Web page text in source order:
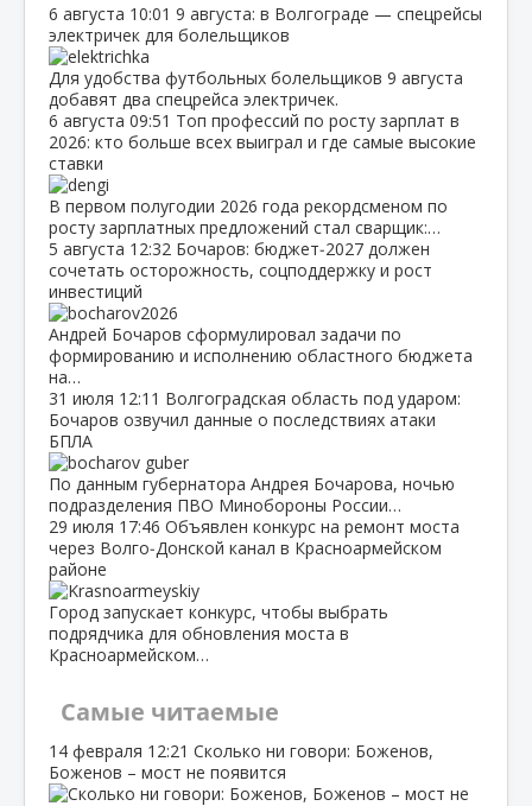
6 августа 10:01 9 августа: в Волгограде — спецрейсы
электричек для болельщиков
Для удобства футбольных болельщиков 9 августа
добавят два спецрейса электричек.
6 августа 09:51 Топ профессий по росту зарплат в
2026: кто больше всех выиграл и где самые высокие
ставки
В первом полугодии 2026 года рекордсменом по
росту зарплатных предложений стал сварщик:…
5 августа 12:32 Бочаров: бюджет‑2027 должен
сочетать осторожность, соцподдержку и рост
инвестиций
Андрей Бочаров сформулировал задачи по
формированию и исполнению областного бюджета
на…
31 июля 12:11 Волгоградская область под ударом:
Бочаров озвучил данные о последствиях атаки
БПЛА
По данным губернатора Андрея Бочарова, ночью
подразделения ПВО Минобороны России…
29 июля 17:46 Объявлен конкурс на ремонт моста
через Волго‑Донской канал в Красноармейском
районе
Город запускает конкурс, чтобы выбрать
подрядчика для обновления моста в
Красноармейском…
Самые читаемые
14 февраля 12:21 Сколько ни говори: Боженов,
Боженов – мост не появится